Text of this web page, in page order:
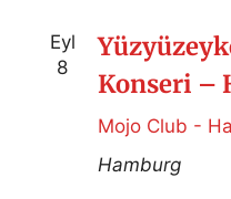
Eyl
8
Konseri –
Mojo Club -
Hamburg